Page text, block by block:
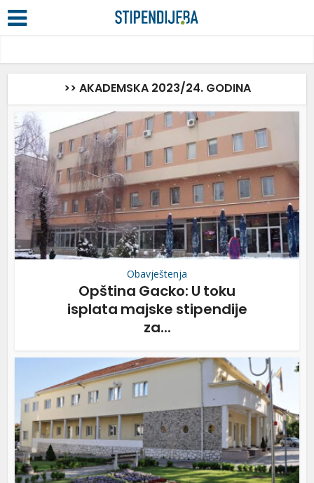
>> AKADEMSKA 2023/24. GODINA
Obavještenja
Opština Gacko: U toku
isplata majske stipendije
za...